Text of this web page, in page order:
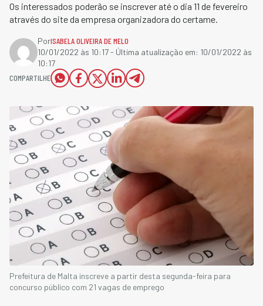
Os interessados poderão se inscrever até o dia 11 de fevereiro
através do site da empresa organizadora do certame.
PorISABELA OLIVEIRA DE MELO
10/01/2022 às 10:17- Última atualização em: 10/01/2022 às
10:17
COMPARTILHE
Prefeitura de Malta inscreve a partir desta segunda-feira para
concurso público com 21 vagas de emprego